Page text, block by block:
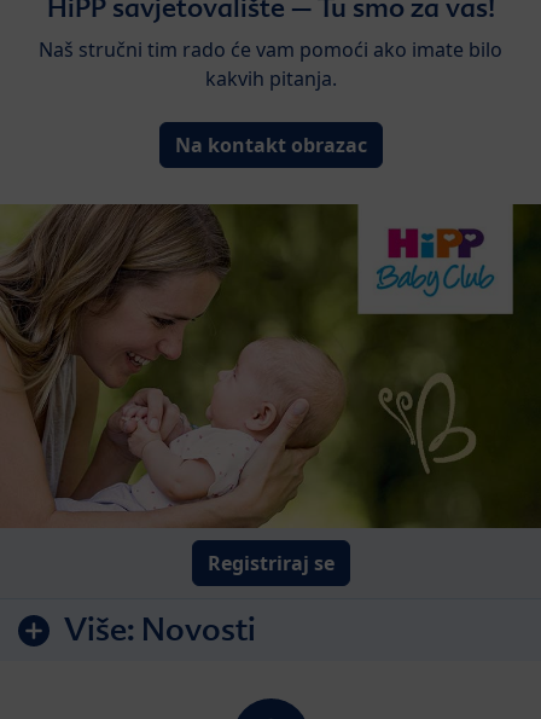
HiPP savjetovalište – Tu smo za vas!
Naš stručni tim rado će vam pomoći ako imate bilo
kakvih pitanja.
Na kontakt obrazac
Registriraj se
Više: Novosti